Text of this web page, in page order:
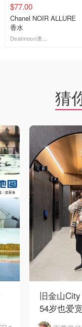
$77.00
Chanel NOIR ALLURE
香水
猜
旧金山City
54岁也爱
下紧真的很